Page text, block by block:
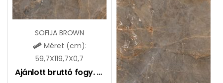
SOFIJA BROWN
Méret (cm):
59,7X119,7X0,7
Ajánlott bruttó fogy. ár: 9590Ft